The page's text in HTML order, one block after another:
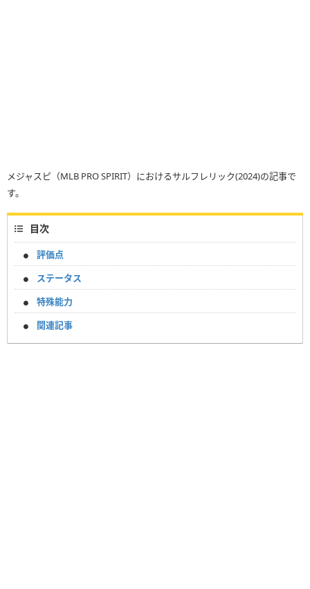
メジャスピ（MLB PRO SPIRIT）におけるサルフレリック(2024)の記事で
す。
目次
評価点
ステータス
特殊能力
関連記事